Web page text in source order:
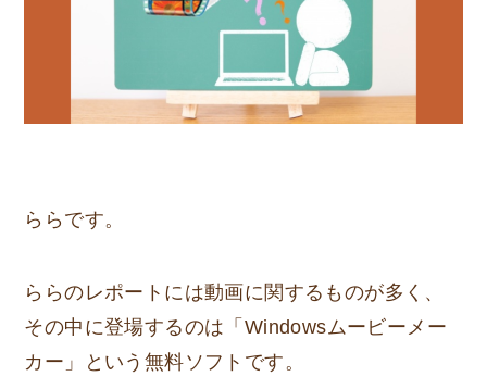
ららです。
ららのレポートには動画に関するものが多く、
その中に登場するのは 「Windowsムービーメー
カー」
という無料ソフトです。